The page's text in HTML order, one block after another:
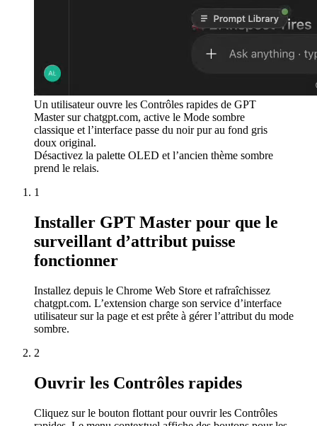
Un utilisateur ouvre les Contrôles rapides de GPT
Master sur chatgpt.com, active le Mode sombre
classique et l’interface passe du noir pur au fond gris
doux original.
Désactivez la palette OLED et l’ancien thème sombre
prend le relais.
1
Installer GPT Master pour que le
surveillant d’attribut puisse
fonctionner
Installez depuis le Chrome Web Store et rafraîchissez
chatgpt.com. L’extension charge son service d’interface
utilisateur sur la page et est prête à gérer l’attribut du mode
sombre.
2
Ouvrir les Contrôles rapides
Cliquez sur le bouton flottant pour ouvrir les Contrôles